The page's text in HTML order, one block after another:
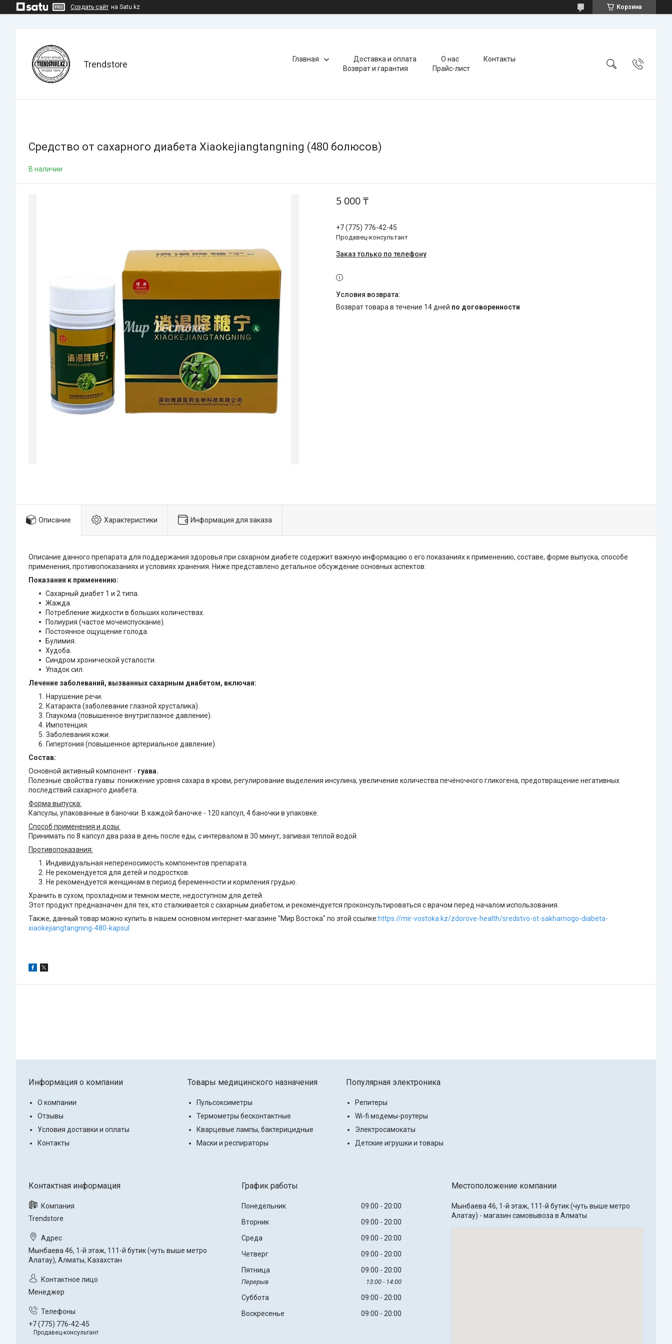
Создать сайт на Satu.kz Корзина
Trendstore Главная Доставка и оплата О нас
Контакты
Возврат и гарантия
Прайс-лист
Средство от сахарного диабета Xiaokejiangtangning (480 болюсов)
В наличии
5 000 ₸
+7 (775) 776-42-45
Продавец-консультант
Заказ только по телефону
возврат товара в течение 14 дней по договоренности
Описание Характеристики Информация для заказа
Описание данного препарата для поддержания здоровья при сахарном диабете содержит важную информацию о его показаниях к применению, составе, форме выпуска, способе
применения, противопоказаниях и условиях хранения. Ниже представлено детальное обсуждение основных аспектов:
Показания к применению:
Сахарный диабет 1 и 2 типа.
Жажда.
Потребление жидкости в больших количествах.
Полиурия (частое мочеиспускание).
Постоянное ощущение голода.
Булимия.
Худоба.
Синдром хронической усталости.
Упадок сил.
Лечение заболеваний, вызванных сахарным диабетом, включая:
Нарушение речи.
Катаракта (заболевание глазной хрусталика).
Глаукома (повышенное внутриглазное давление).
Импотенция.
Заболевания кожи.
Гипертония (повышенное артериальное давление).
Состав:
Основной активный компонент - гуава.
Полезные свойства гуавы: понижение уровня сахара в крови, регулирование выделения инсулина, увеличение количества печёночного гликогена, предотвращение негативных
последствий сахарного диабета.
Форма выпуска:
Капсулы, упакованные в баночки. В каждой баночке - 120 капсул, 4 баночки в упаковке.
Способ применения и дозы:
Принимать по 8 капсул два раза в день после еды, с интервалом в 30 минут, запивая теплой водой.
Противопоказания:
Индивидуальная непереносимость компонентов препарата.
Не рекомендуется для детей и подростков.
Не рекомендуется женщинам в период беременности и кормления грудью.
Хранить в сухом, прохладном и темном месте, недоступном для детей.
Этот продукт предназначен для тех, кто сталкивается с сахарным диабетом, и рекомендуется проконсультироваться с врачом перед началом использования.
Также, данный товар можно купить в нашем основном интернет-магазине "Мир Востока" по этой ссылке:https://mir-vostoka.kz/zdorove-health/sredstvo-ot-sakharnogo-diabeta-
xiaokejiangtangning-480-kapsul
Информация о компании
О компании
Отзывы
Условия доставки и оплаты
Контакты
Товары медицинского назначения
Пульсоксиметры
Термометры бесконтактные
Кварцевые лампы, бактерицидные
Маски и респираторы
Популярная электроника
Репитеры
Wi-fi модемы-роутеры
Электросамокаты
Детские игрушки и товары
Trendstore
Мынбаева 46, 1-й этаж, 111-й бутик (чуть выше метро
Алатау), Алматы, Казахстан
Менеджер
+7 (775) 776-42-45
Продавец-консультант
График работы
Понедельник 09:00
20:00
Вторник
09:00
20:00
Среда
09:00
20:00
Четверг
09:00
20:00
Пятница
09:00 20:00
13:00 14:00
Суббота 09:00
20:00
Воскресенье
09:00 20:00
Местоположение компании
Мынбаева 46, 1-й этаж, 111-й бутик (чуть выше метро
Алатау) - магазин самовывоза в Алматы